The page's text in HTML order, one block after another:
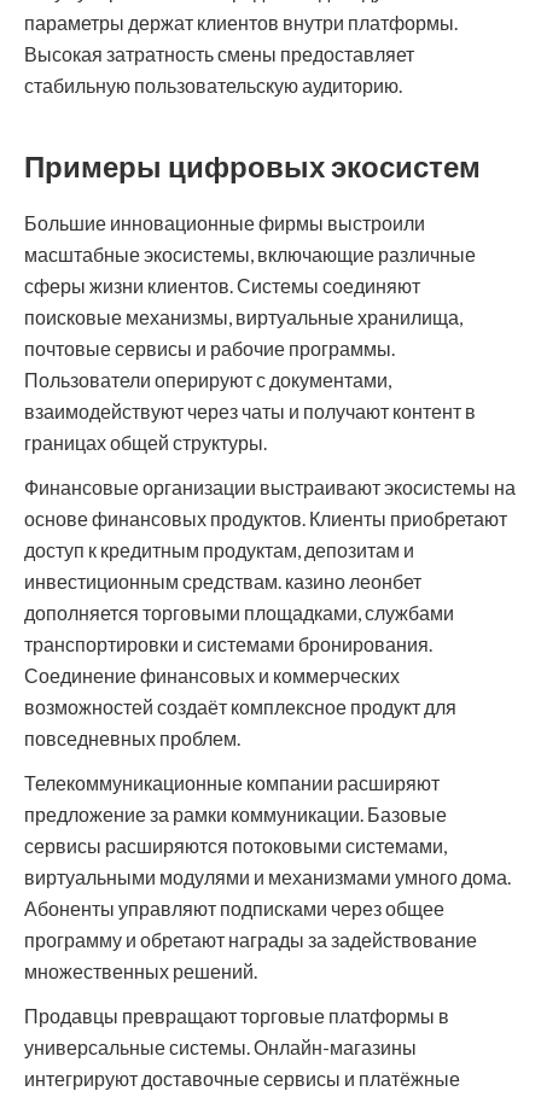
параметры держат клиентов внутри платформы.
Высокая затратность смены предоставляет
стабильную пользовательскую аудиторию.
Примеры цифровых экосистем
Большие инновационные фирмы выстроили
масштабные экосистемы, включающие различные
сферы жизни клиентов. Системы соединяют
поисковые механизмы, виртуальные хранилища,
почтовые сервисы и рабочие программы.
Пользователи оперируют с документами,
взаимодействуют через чаты и получают контент в
границах общей структуры.
Финансовые организации выстраивают экосистемы на
основе финансовых продуктов. Клиенты приобретают
доступ к кредитным продуктам, депозитам и
инвестиционным средствам. казино леонбет
дополняется торговыми площадками, службами
транспортировки и системами бронирования.
Соединение финансовых и коммерческих
возможностей создаёт комплексное продукт для
повседневных проблем.
Телекоммуникационные компании расширяют
предложение за рамки коммуникации. Базовые
сервисы расширяются потоковыми системами,
виртуальными модулями и механизмами умного дома.
Абоненты управляют подписками через общее
программу и обретают награды за задействование
множественных решений.
Продавцы превращают торговые платформы в
универсальные системы. Онлайн-магазины
интегрируют доставочные сервисы и платёжные